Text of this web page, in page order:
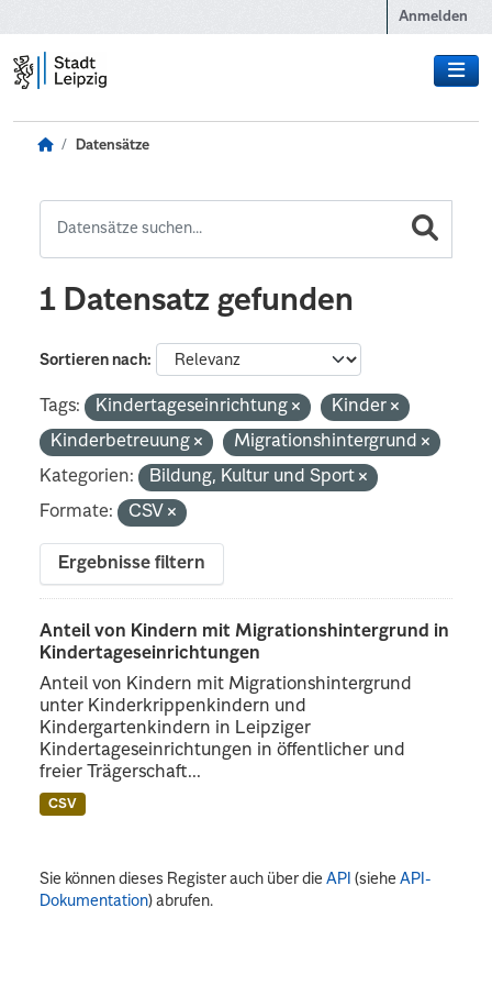
Anmelden
Datensätze
1 Datensatz gefunden
Sortieren nach
Tags: Kindertageseinrichtung
Kinder
Kinderbetreuung
Migrationshintergrund
Kategorien:
Bildung, Kultur und Sport
Formate:
CSV
Ergebnisse filtern
Anteil von Kindern mit Migrationshintergrund in
Kindertageseinrichtungen
Anteil von Kindern mit Migrationshintergrund
unter Kinderkrippenkindern und
Kindergartenkindern in Leipziger
Kindertageseinrichtungen in öffentlicher und
freier Trägerschaft...
CSV
Sie können dieses Register auch über dieAPI (sieheAPI-
Dokumentation) abrufen.